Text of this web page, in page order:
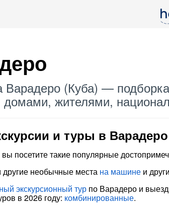
Варадеро (Куба) —
жителями,
и туры в Варадеро
вы посетите такие популярные
необычные места на машине и
экскурсионный тур по Варадеро и
в 2026 году: комбинированные.